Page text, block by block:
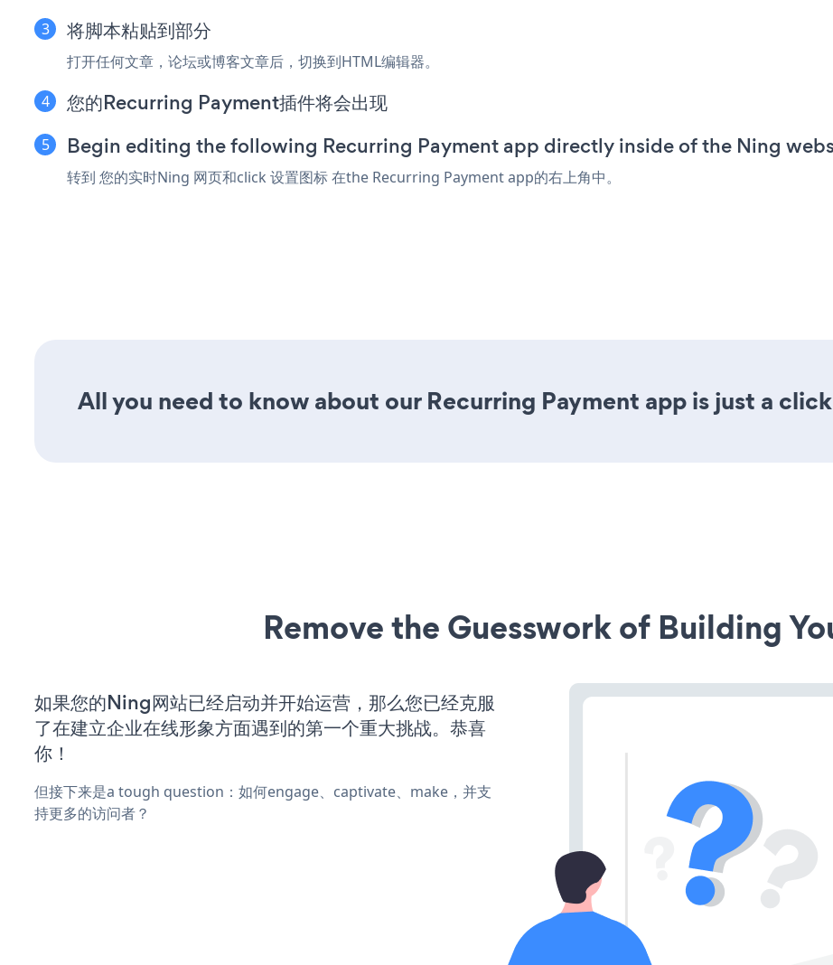
将脚本粘贴到部分
打开任何文章，论坛或博客文章后，切换到HTML编辑器。
您的Recurring Payment插件将会出现
Begin editing the following Recurring Payment app directly inside of the Ning
转到 您的实时Ning 网页和click 设置图标在the Recurring Payment app的右上角中。
All you need to know about our Recurring Payment app is just a
Remove the Guesswork of Building
如果您的Ning网站已经启动并开始运营，那么您已经克服
了在建立企业在线形象方面遇到的第一个重大挑战。恭喜
你！
但接下来是a tough question：如何engage、captivate、make，并支
持更多的访问者？